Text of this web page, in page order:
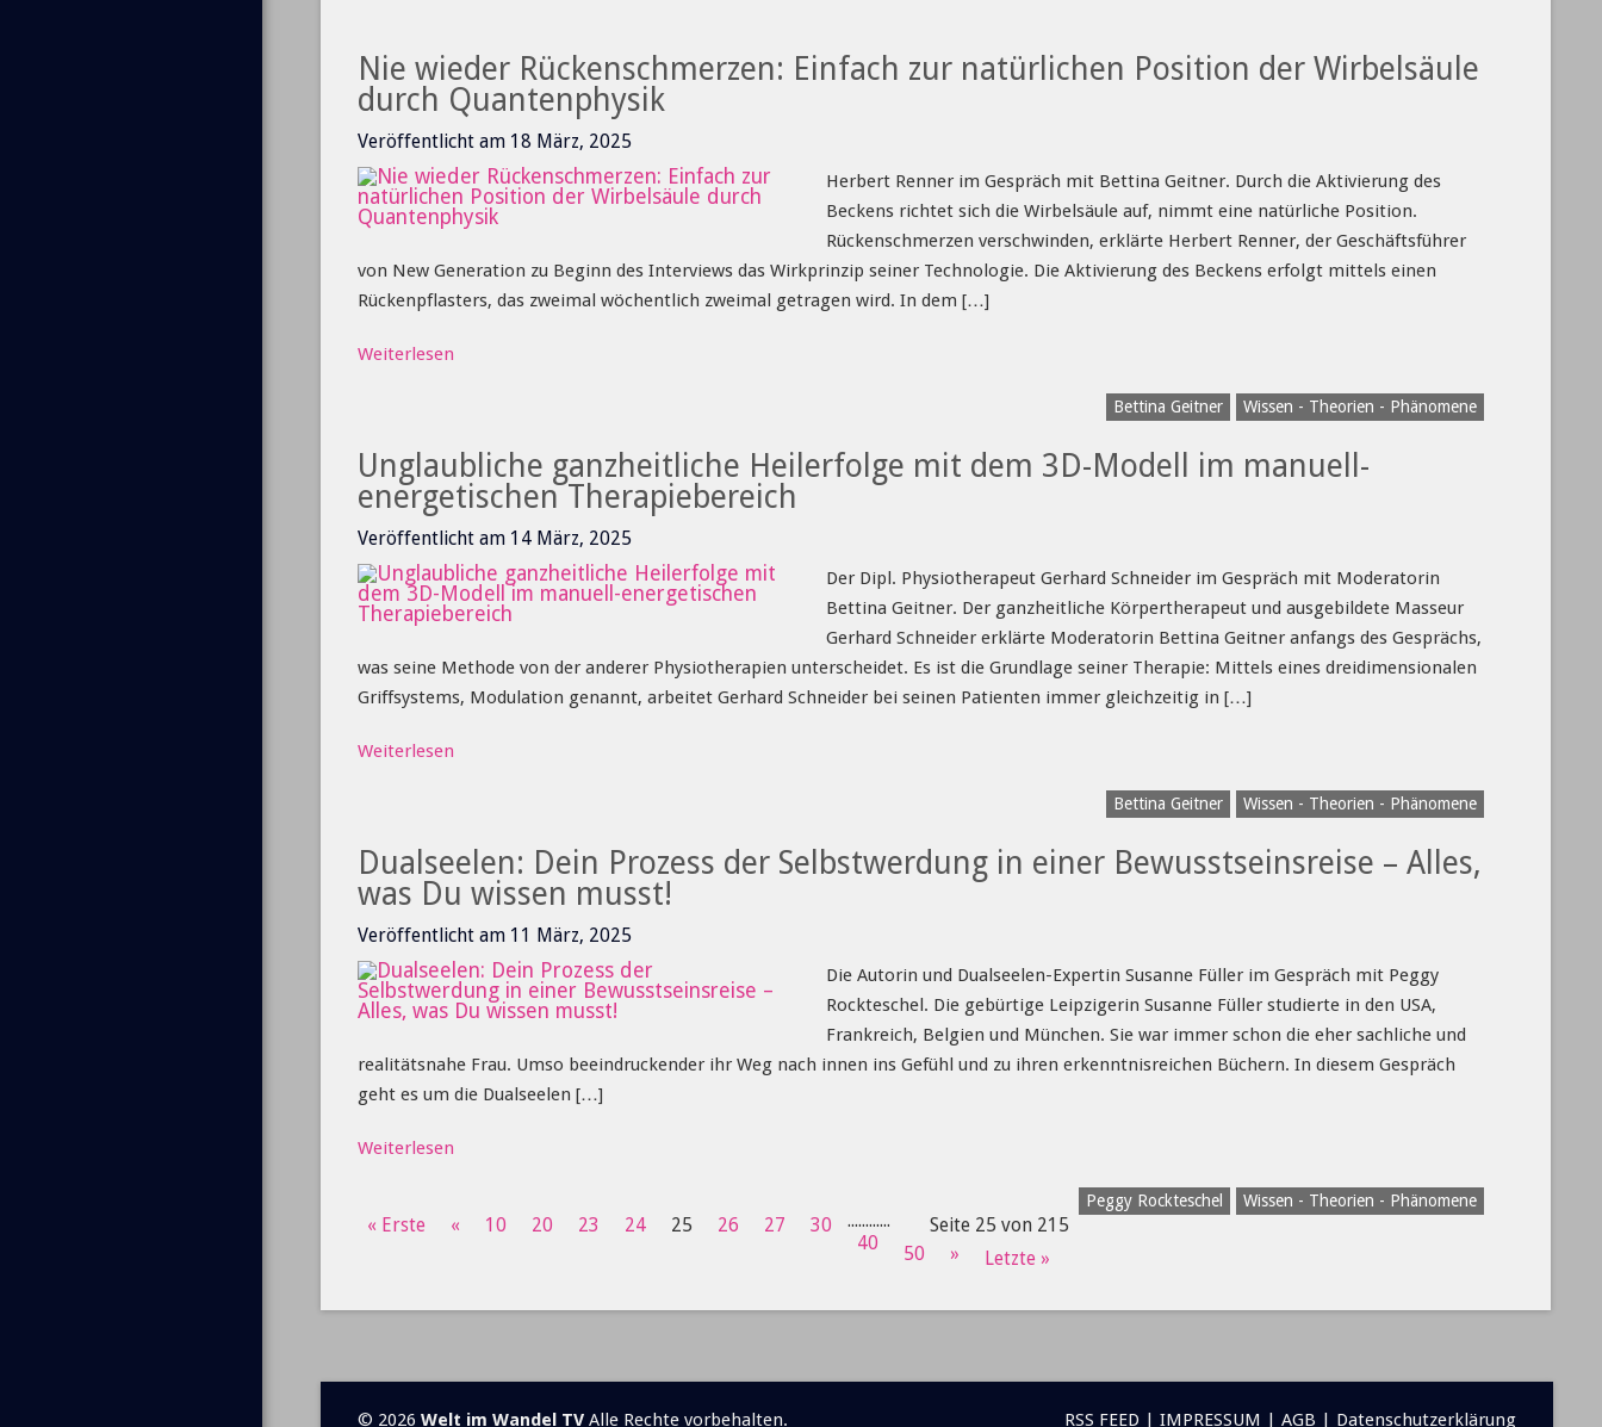
Nie wieder Rückenschmerzen: Einfach zur natürlichen Position der Wirbelsäule
durch Quantenphysik
Veröffentlicht am 18 März, 2025
Herbert Renner im Gespräch mit Bettina Geitner. Durch die Aktivierung des
Beckens richtet sich die Wirbelsäule auf, nimmt eine natürliche Position.
Rückenschmerzen verschwinden, erklärte Herbert Renner, der Geschäftsführer
von New Generation zu Beginn des Interviews das Wirkprinzip seiner Technologie. Die Aktivierung des Beckens erfolgt mittels einen
Rückenpflasters, das zweimal wöchentlich zweimal getragen wird. In dem […]
Weiterlesen
Bettina Geitner Wissen - Theorien - Phänomene
Unglaubliche ganzheitliche Heilerfolge mit dem 3D-Modell im manuell-
energetischen Therapiebereich
Veröffentlicht am 14 März, 2025
Der Dipl. Physiotherapeut Gerhard Schneider im Gespräch mit Moderatorin
Bettina Geitner. Der ganzheitliche Körpertherapeut und ausgebildete Masseur
Gerhard Schneider erklärte Moderatorin Bettina Geitner anfangs des Gesprächs,
was seine Methode von der anderer Physiotherapien unterscheidet. Es ist die Grundlage seiner Therapie: Mittels eines dreidimensionalen
Griffsystems, Modulation genannt, arbeitet Gerhard Schneider bei seinen Patienten immer gleichzeitig in […]
Weiterlesen
Bettina Geitner Wissen - Theorien - Phänomene
Dualseelen: Dein Prozess der Selbstwerdung in einer Bewusstseinsreise – Alles,
was Du wissen musst!
Veröffentlicht am 11 März, 2025
Die Autorin und Dualseelen-Expertin Susanne Füller im Gespräch mit Peggy
Rockteschel. Die gebürtige Leipzigerin Susanne Füller studierte in den USA,
Frankreich, Belgien und München. Sie war immer schon die eher sachliche und
realitätsnahe Frau. Umso beeindruckender ihr Weg nach innen ins Gefühl und zu ihren erkenntnisreichen Büchern. In diesem Gespräch
geht es um die Dualseelen […]
Weiterlesen
Peggy Rockteschel Wissen - Theorien - Phänomene
Seite 25 von 215
« Erste « ...
10 20 ...
23 24 25 26 27 ...
30
40 50
...
»
Letzte »
© 2026 Welt im Wandel TVAlle Rechte vorbehalten. RSS FEED IMPRESSUM AGB Datenschutzerklärung